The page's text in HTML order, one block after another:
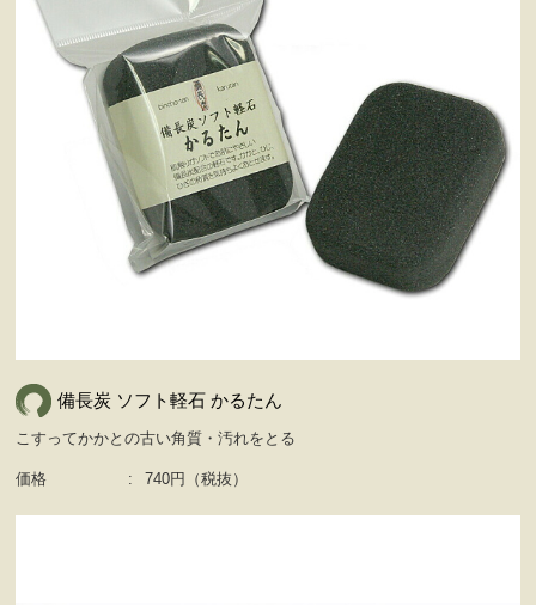
備長炭 ソフト軽石 かるたん
こすってかかとの古い角質・汚れをとる
価格 : 740円（税抜）